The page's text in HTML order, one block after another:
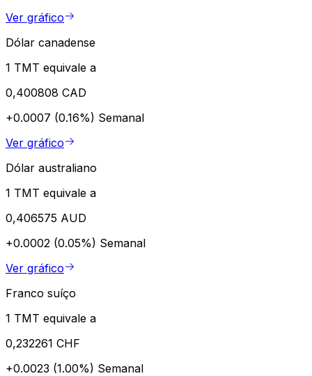
Ver gráfico
Dólar canadense
1 TMT equivale a
0,400808 CAD
+0.0007 (0.16%) Semanal
Ver gráfico
Dólar australiano
1 TMT equivale a
0,406575 AUD
+0.0002 (0.05%) Semanal
Ver gráfico
Franco suíço
1 TMT equivale a
0,232261 CHF
+0.0023 (1.00%) Semanal